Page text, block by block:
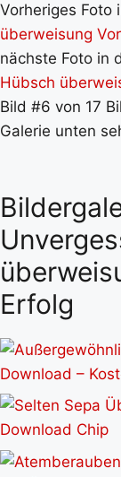
Vorheriges Foto
überweisung
nächste Foto in
Hübsch
Bild #6 von 17
Galerie unten
Erfolg